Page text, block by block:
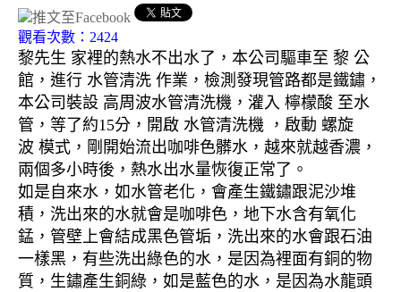
觀看次數：2424
黎先生 家裡的熱水不出水了，本公司驅車至 黎 公
館，進行 水管清洗 作業，檢測發現管路都是鐵鏽，
本公司裝設 高周波水管清洗機，灌入 檸檬酸 至水
管，等了約15分，開啟 水管清洗機 ，啟動 螺旋
波 模式，剛開始流出咖啡色髒水，越來就越香濃，
兩個多小時後，熱水出水量恢復正常了。
如是自來水，如水管老化，會產生鐵鏽跟泥沙堆
積，洗出來的水就會是咖啡色，地下水含有氧化
錳，管壁上會結成黑色管垢，洗出來的水會跟石油
一樣黑，有些洗出綠色的水，是因為裡面有銅的物
質，生鏽產生銅綠，如是藍色的水，是因為水龍頭